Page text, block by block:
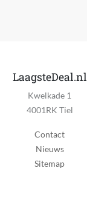
LaagsteDeal.nl
Kwelkade 1
4001RK Tiel
Contact
Nieuws
Sitemap